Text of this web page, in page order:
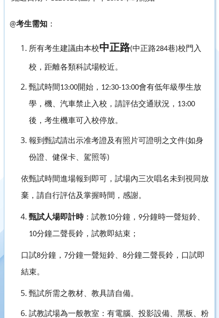
@考生需知 ：
所有考生建議由本校中正路(中正路284巷)校門入
校，距離各類科試場較近。
甄試時間13:00開始， 12:30-13:00會有低年級學生放
學，機、汽車禁止入校，請評估交通狀況， 13:00
後，考生機車可入校停放。
報到甄試請出示准考證及有照片可證明之文件(如身
份證、健保卡、駕照等)
依甄試時間進場報到即可，試場內三次唱名未到視同放
棄，請自行評估及掌握時間，感謝。
甄試人場即計時：試教10分鐘， 9分鐘時一聲短鈴、
10分鐘二聲長鈴，試教即結束；
口試8分鐘， 7分鐘一聲短鈴、 8分鐘二聲長鈴，口試即
結束。
甄試所需之教材、教具請自備。
試教試場為一般教室：有電腦、投影設備、黑板、粉